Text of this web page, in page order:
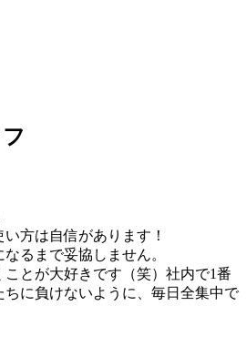
方は自信があります！
るまで妥協しません。
とが大好きです（笑）社内で1番
に負けないように、毎日全集中で